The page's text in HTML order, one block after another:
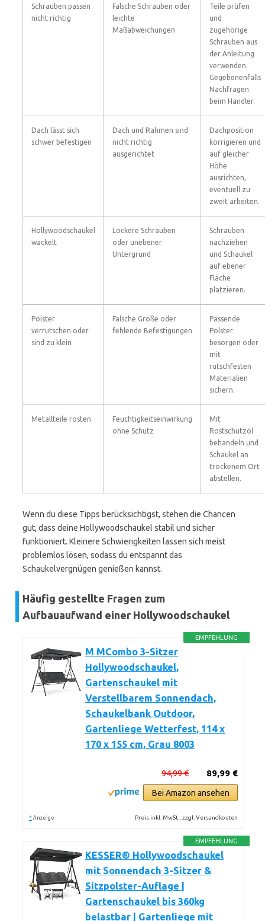
Schrauben passen
nicht richtig
Falsche Schrauben oder
leichte
Maßabweichungen
Teile prüfen
und
zugehörige
Schrauben aus
der Anleitung
verwenden.
Gegebenenfalls
Nachfragen
beim Händler.
Dach lässt sich
schwer befestigen
Dach und Rahmen sind
nicht richtig
ausgerichtet
Dachposition
korrigieren und
auf gleicher
Höhe
ausrichten,
eventuell zu
zweit arbeiten.
Hollywoodschaukel
wackelt
Lockere Schrauben
oder unebener
Untergrund
Schrauben
nachziehen
und Schaukel
auf ebener
Fläche
platzieren.
Polster
verrutschen oder
sind zu klein
Falsche Größe oder
fehlende Befestigungen
Passende
Polster
besorgen oder
mit
rutschfesten
Materialien
sichern.
Metallteile rosten
Feuchtigkeitseinwirkung
ohne Schutz
Mit
Rostschutzöl
behandeln und
Schaukel an
trockenem Ort
abstellen.
Wenn du diese Tipps berücksichtigst, stehen die Chancen
gut, dass deine Hollywoodschaukel stabil und sicher
funktioniert. Kleinere Schwierigkeiten lassen sich meist
problemlos lösen, sodass du entspannt das
Schaukelvergnügen genießen kannst.
Häufig gestellte Fragen zum
Aufbauaufwand einer Hollywoodschaukel
EMPFEHLUNG
M MCombo 3-Sitzer
Hollywoodschaukel,
Gartenschaukel mit
Verstellbarem Sonnendach,
Schaukelbank Outdoor,
Gartenliege Wetterfest, 114 x
170 x 155 cm, Grau 8003
89,99 €
94,99 €
Bei Amazon ansehen
* Anzeige Preis inkl. MwSt., zzgl. Versandkosten
EMPFEHLUNG
KESSER® Hollywoodschaukel
mit Sonnendach 3-Sitzer &
Sitzpolster-Auflage |
Gartenschaukel bis 360kg
belastbar | Gartenliege mit